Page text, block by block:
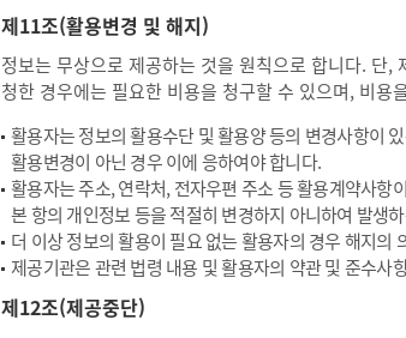
제11조(활용변경 및 해지)
정보는 무상으로 제공하는 것을 원칙으로 합니다. 단
청한 경우에는 필요한 비용을 청구할 수 있으며, 비
활용자는 정보의 활용수단 및 활용양 등의 변경사항이
활용변경이 아닌 경우 이에 응하여야 합니다.
활용자는 주소, 연락처, 전자우편 주소 등 활용계약사
본 항의 개인정보 등을 적절히 변경하지 아니하여 발생
더 이상 정보의 활용이 필요 없는 활용자의 경우 해지
제공기관은 관련 법령 내용 및 활용자의 약관 및 준수사
제12조(제공중단)